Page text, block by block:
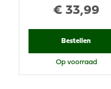
€ 33,99
Bestellen
Op voorraad